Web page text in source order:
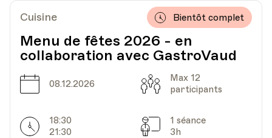
Heure
19.30
Lieu
HEP - Haute Ecole Pédagogique - Salle 712
1005, Lausanne
Date
13.10.2022 Heure
19.30
Cuisine
Menu de fêtes 2026 - en
collaboration avec GastroVaud
Bientôt complet
Date
08.12.2026 Capacité
Max 12
participants
Horarires
18:30
21:30
Séances
1 séance
3h